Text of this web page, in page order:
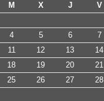
M X J V
4 5 6 7
11 12 13 14
18 19 20 21
25 26 27 28